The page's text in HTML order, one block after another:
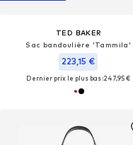
TED BAKER
Sac bandoulière 'Tammila'
223,15 €
Dernier prix le plus bas :247,95 €